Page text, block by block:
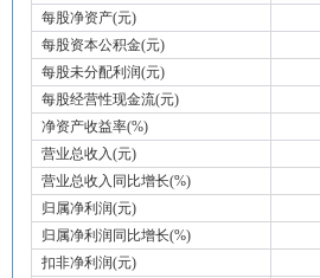
每股净资产(元)
每股资本公积金(元)
每股未分配利润(元)
每股经营性现金流(元)
净资产收益率(%)
营业总收入(元)
营业总收入同比增长(%)
归属净利润(元)
归属净利润同比增长(%)
扣非净利润(元)